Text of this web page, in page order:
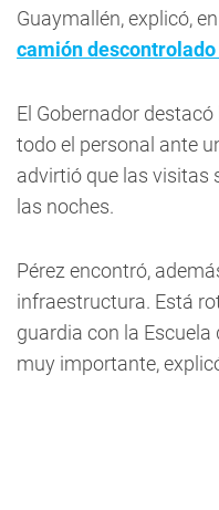
Guaymallén, explicó,
camión
El Gobernador destacó
todo el personal ante
advirtió que las visitas
las noches.
Pérez encontró,
infraestructura. Está
guardia con la
muy importante,